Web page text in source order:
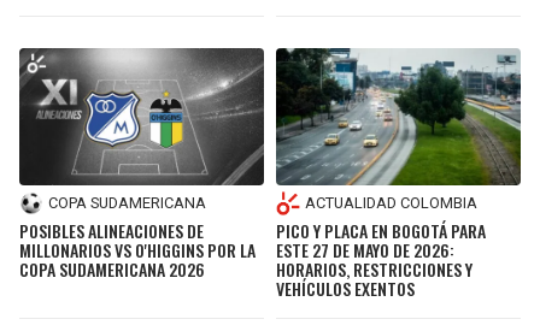
COPA SUDAMERICANA
POSIBLES ALINEACIONES DE
MILLONARIOS VS O'HIGGINS POR LA
COPA SUDAMERICANA 2026
ACTUALIDAD COLOMBIA
PICO Y PLACA EN BOGOTÁ PARA
ESTE 27 DE MAYO DE 2026:
HORARIOS, RESTRICCIONES Y
VEHÍCULOS EXENTOS